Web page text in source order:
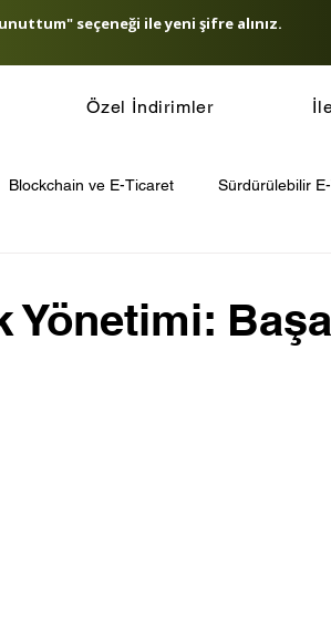
seçeneği ile yeni şifre alınız.
Özel İndirimler
Blockchain ve E-Ticaret Sürdürülebilir
SEO Stratejileri